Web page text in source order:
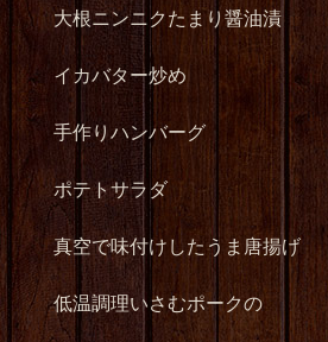
大根ニンニクたまり醤油漬
イカバター炒め
手作りハンバーグ
ポテトサラダ
真空で味付けしたうま唐揚げ
低温調理いさむポークの